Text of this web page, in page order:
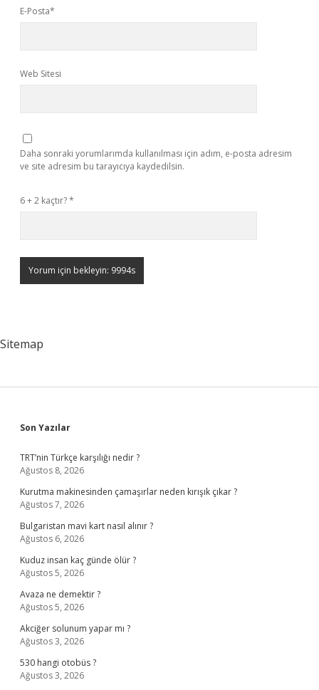
E-Posta*
Web Sitesi
Daha sonraki yorumlarımda kullanılması için adım, e-posta adresim
ve site adresim bu tarayıcıya kaydedilsin.
6 + 2 kaçtır?*
Sitemap
Sidebar
Son Yazılar
TRT’nin Türkçe karşılığı nedir ?
Ağustos 8, 2026
Kurutma makinesinden çamaşırlar neden kırışık çıkar ?
Ağustos 7, 2026
Bulgaristan mavi kart nasıl alınır ?
Ağustos 6, 2026
Kuduz insan kaç günde ölür ?
Ağustos 5, 2026
Avaza ne demektir ?
Ağustos 5, 2026
Akciğer solunum yapar mı ?
Ağustos 3, 2026
530 hangi otobüs ?
Ağustos 3, 2026